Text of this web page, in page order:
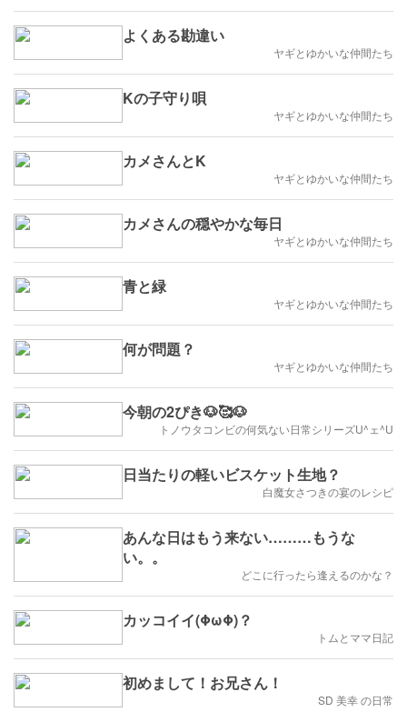
よくある勘違い
ヤギとゆかいな仲間たち
Kの子守り唄
ヤギとゆかいな仲間たち
カメさんとK
ヤギとゆかいな仲間たち
カメさんの穏やかな毎日
ヤギとゆかいな仲間たち
青と緑
ヤギとゆかいな仲間たち
何が問題？
ヤギとゆかいな仲間たち
今朝の2ぴき🐶🥰🐶
トノウタコンビの何気ない日常シリーズU^ェ^U
日当たりの軽いビスケット生地？
白魔女さつきの宴のレシピ
あんな日はもう来ない………もうな
い。。
どこに行ったら逢えるのかな？
カッコイイ(ΦωΦ)？
トムとママ日記
初めまして！お兄さん！
SD 美幸 の日常